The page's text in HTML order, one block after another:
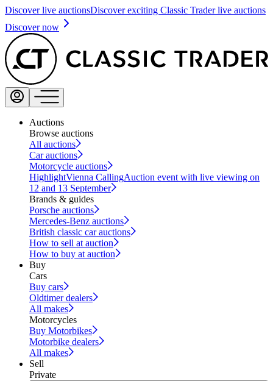
Discover live auctionsDiscover exciting Classic Trader live auctions
Discover now
Auctions
Browse auctions
All auctions
Car auctions
Motorcycle auctions
HighlightVienna CallingAuction event with live viewing on
12 and 13 September
Brands & guides
Porsche auctions
Mercedes-Benz auctions
British classic car auctions
How to sell at auction
How to buy at auction
Buy
Cars
Buy cars
Oldtimer dealers
All makes
Motorcycles
Buy Motorbikes
Motorbike dealers
All makes
Sell
Private